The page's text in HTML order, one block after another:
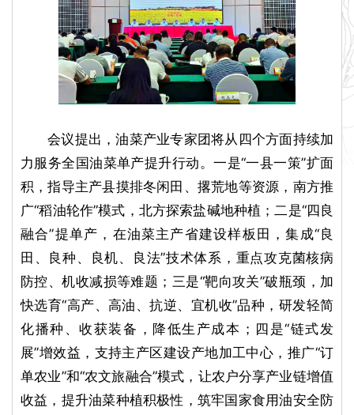
会议提出，油菜产业专家团将从四个方面持续加
力服务全国油菜单产提升行动。一是“一县一策”扩面
积，指导主产县摸排冬闲田、撂荒地等资源，南方推
广“稻油轮作”模式，北方探索盐碱地种植；二是“四良
融合”提单产，在油菜主产省建设样板田，集成“良
田、良种、良机、良法”技术体系，重点攻克菌核病
防控、机收减损等难题；三是“靶向攻关”破瓶颈，加
快选育“高产、高油、抗逆、宜机收”品种，研发轻简
化播种、收获装备，降低生产成本；四是“链式发
展”增效益，支持主产区建设产地加工中心，推广“订
单农业”和“农文旅融合”模式，让农户分享产业链增值
收益，提升油菜种植积极性，筑牢国家食用油安全防